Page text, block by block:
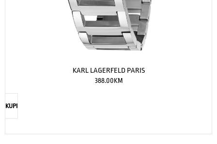
KARL LAGERFELD PARIS
388.00KM
KUPI